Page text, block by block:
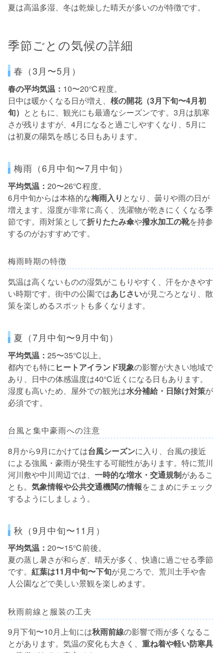
夏は高温多湿、冬は乾燥した晴天が多いのが特徴です。
季節ごとの気候の詳細
春（3月〜5月）
春の平均気温： 10〜20℃程度。
日中は暖かくなる日が増え、 桜の開花（3月下旬〜4月初
旬） とともに、観光にも最適なシーズンです。3月は肌寒
さが残りますが、4月になると過ごしやすくなり、5月に
は初夏の陽気を感じる日もあります。
梅雨（6月中旬〜7月中旬）
平均気温： 20〜26℃程度。
6月中旬からは本格的な梅雨入り となり、曇りや雨の日が
増えます。湿度が非常に高く、洗濯物が乾きにくくなる季
節です。雨対策として折りたたみ傘や撥水加工の靴を持参
するのがおすすめです。
梅雨時期の特徴
気温は高くないものの湿気がこもりやすく、汗をかきやす
い時期です。街中の公園ではあじさいが見ごろとなり、散
策を楽しめるスポットも多くなります。
夏（7月中旬〜9月中旬）
平均気温： 25〜35℃以上。
都内でも特に ヒートアイランド現象の影響が大きい地域で
あり、日中の体感温度は40℃近くになる日もあります。
湿度も高いため、屋外での観光は水分補給・日除け対策が
必須です。
台風と集中豪雨への注意
8月から9月にかけては台風シーズンに入り、台風の接近
による強風・豪雨が発生する可能性があります。特に荒川
河川敷や中川周辺では、 一時的な増水・交通規制があるこ
とも。 気象情報や公共交通機関の情報をこまめにチェック
するようにしましょう。
秋（9月中旬〜11月）
平均気温： 20〜15℃前後。
夏の蒸し暑さが和らぎ、晴天が多く、快適に過ごせる季節
です。 紅葉は11月中旬〜下旬が見ごろで、荒川土手や舎
人公園などで美しい景観を楽しめます。
秋雨前線と服装の工夫
9月下旬〜10月上旬には秋雨前線の影響で雨が多くなるこ
とがあります。気温の変化も大きく、 重ね着や軽い防寒具